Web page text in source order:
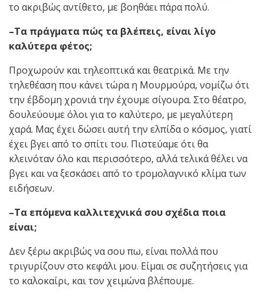
το ακριβώς αντίθετο, με βοηθάει πάρα πολύ.
–Τα πράγματα πώς τα βλέπεις, είναι λίγο
καλύτερα φέτος;
Προχωρούν και τηλεοπτικά και θεατρικά. Με την
τηλεθέαση που κάνει τώρα η Μουρμούρα, νομίζω ότι
την έβδομη χρονιά την έχουμε σίγουρα. Στο θέατρο,
δουλεύουμε όλοι για το καλύτερο, με μεγαλύτερη
χαρά. Μας έχει δώσει αυτή την ελπίδα ο κόσμος, γιατί
έχει βγει από το σπίτι του. Πιστεύαμε ότι θα
κλεινόταν όλο και περισσότερο, αλλά τελικά θέλει να
βγει και να ξεσκάσει από το τρομολαγνικό κλίμα των
ειδήσεων.
–Τα επόμενα καλλιτεχνικά σου σχέδια ποια
είναι;
Δεν ξέρω ακριβώς να σου πω, είναι πολλά που
τριγυρίζουν στο κεφάλι μου. Είμαι σε συζητήσεις για
το καλοκαίρι, και τον χειμώνα βλέπουμε.